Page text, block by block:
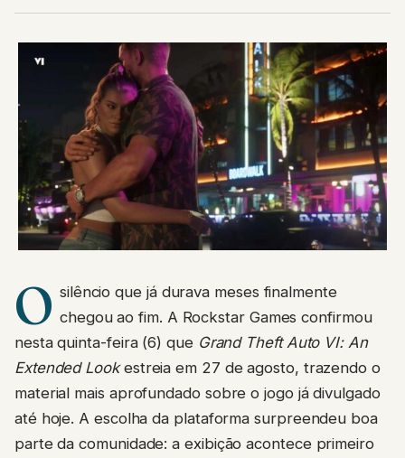
O silêncio que já durava meses finalmente
chegou ao fim. A Rockstar Games confirmou
nesta quinta-feira (6) que Grand Theft Auto VI: An
Extended Lookestreia em 27 de agosto, trazendo o
material mais aprofundado sobre o jogo já divulgado
até hoje. A escolha da plataforma surpreendeu boa
parte da comunidade: a exibição acontece primeiro